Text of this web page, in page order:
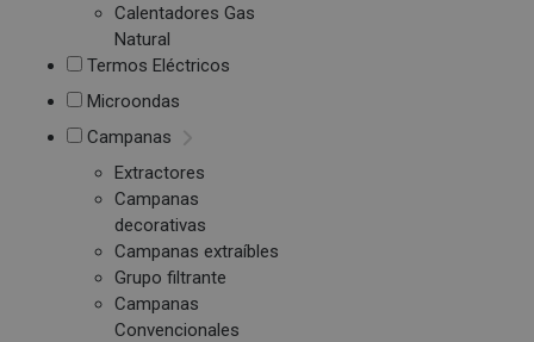
Calentadores Gas
Natural
Termos Eléctricos
Microondas
Campanas
Extractores
Campanas
decorativas
Campanas extraíbles
Grupo filtrante
Campanas
Convencionales